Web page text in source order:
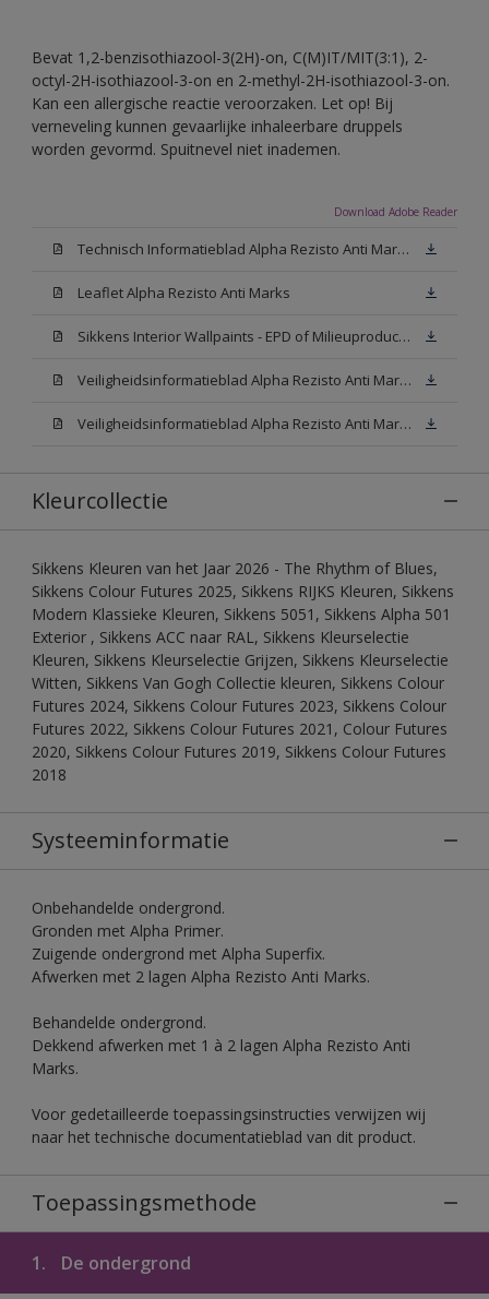
Bevat 1,2-benzisothiazool-3(2H)-on, C(M)IT/MIT(3:1), 2-
octyl-2H-isothiazool-3-on en 2-methyl-2H-isothiazool-3-on.
Kan een allergische reactie veroorzaken. Let op! Bij
verneveling kunnen gevaarlijke inhaleerbare druppels
worden gevormd. Spuitnevel niet inademen.
Download Adobe Reader
Technisch Informatieblad Alpha Rezisto Anti Marks (PDF)
Leaflet Alpha Rezisto Anti Marks
Sikkens Interior Wallpaints - EPD of Milieuproductverklaring
Veiligheidsinformatieblad Alpha Rezisto Anti Marks Mat White W05 (MSDS)
Veiligheidsinformatieblad Alpha Rezisto Anti Marks Mat N00 (MSDS)
Kleurcollectie
Sikkens Kleuren van het Jaar 2026 - The Rhythm of Blues,
Sikkens Colour Futures 2025, Sikkens RIJKS Kleuren, Sikkens
Modern Klassieke Kleuren, Sikkens 5051, Sikkens Alpha 501
Exterior , Sikkens ACC naar RAL, Sikkens Kleurselectie
Kleuren, Sikkens Kleurselectie Grijzen, Sikkens Kleurselectie
Witten, Sikkens Van Gogh Collectie kleuren, Sikkens Colour
Futures 2024, Sikkens Colour Futures 2023, Sikkens Colour
Futures 2022, Sikkens Colour Futures 2021, Colour Futures
2020, Sikkens Colour Futures 2019, Sikkens Colour Futures
2018
Systeeminformatie
Onbehandelde ondergrond.
Gronden met Alpha Primer.
Zuigende ondergrond met Alpha Superfix.
Afwerken met 2 lagen Alpha Rezisto Anti Marks.
Behandelde ondergrond.
Dekkend afwerken met 1 à 2 lagen Alpha Rezisto Anti
Marks.
Voor gedetailleerde toepassingsinstructies verwijzen wij
naar het technische documentatieblad van dit product.
Toepassingsmethode
1. De ondergrond